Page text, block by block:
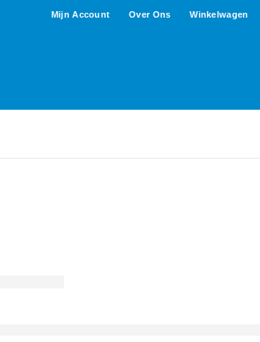
Mijn Account Over Ons Winkelwagen